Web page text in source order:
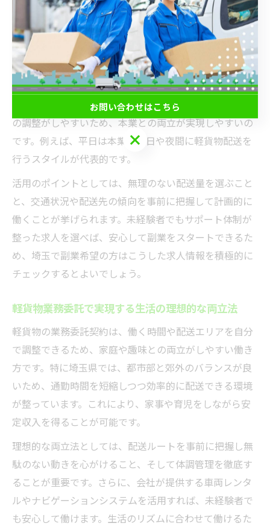
に合った働き方が見つかりやすいでしょう。
副業やWワークOKな軽貨物求人の活用ポイント
副業やWワークとして軽貨物配送を始めたい人にとっ
て、埼玉県の軽貨物求人は特に適しています。多くの業
務委託案件が週単位や日単位の勤務が可能であり、時間
の調整がしやすいため、本業との両立が実現しやすいの
です。例えば、平日は本業、休日や夜間に軽貨物配送を
行うスタイルが代表的です。
活用のポイントとしては、無理のない配送量を選ぶこと
と、交通状況や配送先の傾向を事前に把握して計画的に
働くことが挙げられます。未経験者でもサポート体制が
整った求人を選べば、安心して副業をスタートできるた
め、埼玉で副業希望の方はこうした求人情報を積極的に
チェックするとよいでしょう。
軽貨物業務委託で実現する生活の理想的な両立法
軽貨物の業務委託契約は、働く時間や配送エリアを自分
で調整できるため、家庭や趣味との両立がしやすい働き
方です。特に埼玉県では、都市部と郊外のバランスが良
いため、通勤時間を短縮しつつ効率的に配送できる環境
が整っています。これにより、家事や育児をしながら安
定収入を得ることが可能です。
理想的な両立法としては、配送ルートを事前に把握し無
駄のない動きを心がけること、そして体調管理を徹底す
ることが重要です。さらに、会社が提供する車両レンタ
ルやナビゲーションシステムを活用すれば、未経験者で
も安心して働けます。生活のリズムに合わせて働けるた
お問い合わせはこちら
お問い合わせはこちら